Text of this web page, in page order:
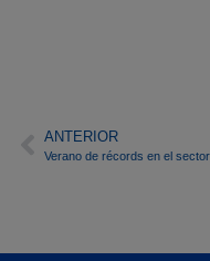
ANTERIOR